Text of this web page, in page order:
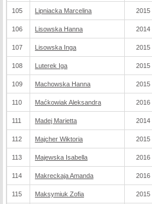
105 Lipniacka Marcelina 2015
106 Lisowska Hanna 2014
107 Lisowska Inga 2015
108 Luterek Iga 2015
109 Machowska Hanna 2015
110 Maćkowiak Aleksandra 2016
111 Madej Marietta 2014
112 Majcher Wiktoria 2015
113 Majewska Isabella 2016
114 Makreckaja Amanda 2016
115 Maksymiuk Zofia 2015